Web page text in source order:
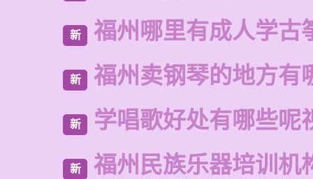
新 福州哪里有成人学古
新 福州卖钢琴的地方有
新 学唱歌好处有哪些呢
新 福州民族乐器培训机